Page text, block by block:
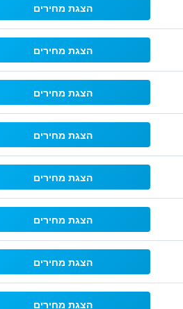
הצגת מחירים
הצגת מחירים
הצגת מחירים
הצגת מחירים
הצגת מחירים
הצגת מחירים
הצגת מחירים
הצגת מחירים